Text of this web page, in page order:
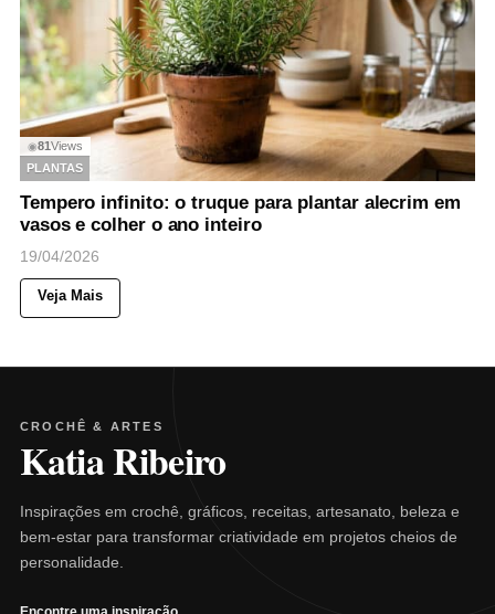
◉81Views
PLANTAS
Tempero infinito: o truque para plantar alecrim em
vasos e colher o ano inteiro
19/04/2026
Veja Mais
CROCHÊ & ARTES
Katia Ribeiro
Inspirações em crochê, gráficos, receitas, artesanato, beleza e
bem-estar para transformar criatividade em projetos cheios de
personalidade.